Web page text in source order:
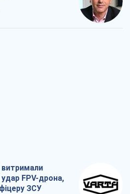
удар FPV-дрона,
ЗСУ